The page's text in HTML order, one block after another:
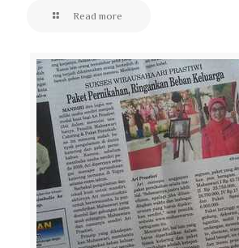
Read more